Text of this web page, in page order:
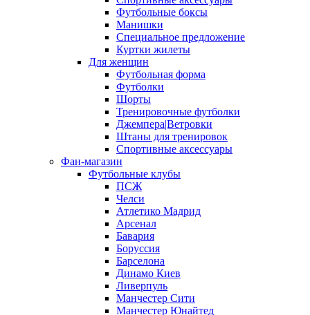
Футбольные боксы
Манишки
Специальное предложение
Куртки жилеты
Для женщин
Футбольная форма
Футболки
Шорты
Тренировочные футболки
Джемпера|Ветровки
Штаны для тренировок
Спортивные аксессуары
Фан-магазин
Футбольные клубы
ПСЖ
Челси
Атлетико Мадрид
Арсенал
Бавария
Боруссия
Барселона
Динамо Киев
Ливерпуль
Манчестер Сити
Манчестер Юнайтед